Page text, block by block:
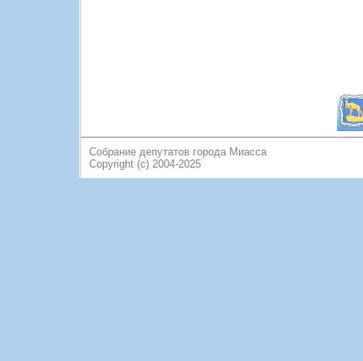
Собрание депутатов города Миасса
Copyright (c) 2004-2025